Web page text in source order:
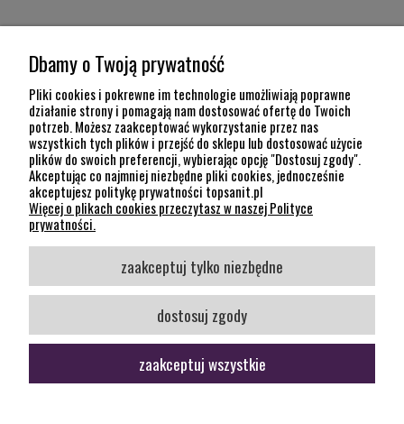
POMOC
INFORMACJE
KONTAKT
12 307 26 20
Kraków, 30-704 Na Dołach 8
SOCIAL MEDIA
Śledź nas
pokaż pełną wersję strony
Dbamy o Twoją prywatność
Pliki cookies i pokrewne im technologie umożliwiają poprawne
działanie strony i pomagają nam dostosować ofertę do Twoich
potrzeb. Możesz zaakceptować wykorzystanie przez nas
wszystkich tych plików i przejść do sklepu lub dostosować użycie
plików do swoich preferencji, wybierając opcję "Dostosuj zgody".
Akceptując co najmniej niezbędne pliki cookies, jednocześnie
akceptujesz politykę prywatności topsanit.pl
Więcej o plikach cookies przeczytasz w naszej Polityce
prywatności.
zaakceptuj tylko niezbędne
dostosuj zgody
zaakceptuj wszystkie